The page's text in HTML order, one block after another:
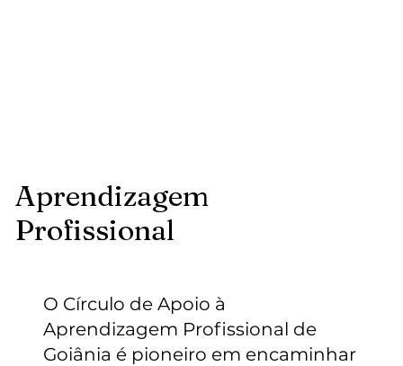
O Círculo de Apoio à
Aprendizagem Profissional de
Goiânia é pioneiro em encaminhar
Aprendizagem
Profissional